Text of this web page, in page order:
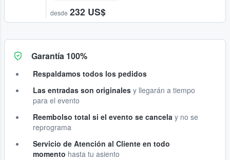
desde 232 US$
Garantía 100%
Respaldamos todos los pedidos
Las entradas son originales y llegarán a tiempo
para el evento
Reembolso total si el evento se cancela y no se
reprograma
Servicio de Atención al Cliente en todo
momento hasta tu asiento